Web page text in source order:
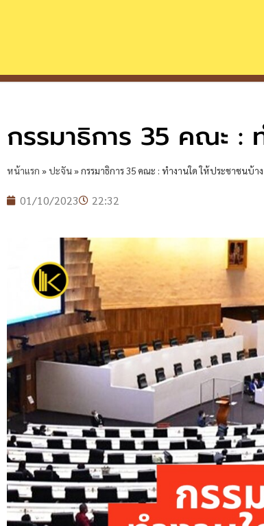
กรรมาธิการ 35 คณะ :
หน้าแรก » ปะจัน»กรรมาธิการ 35 คณะ : ทำงานใด ให้ประชาชนบ้าง
01/10/2023 22:32